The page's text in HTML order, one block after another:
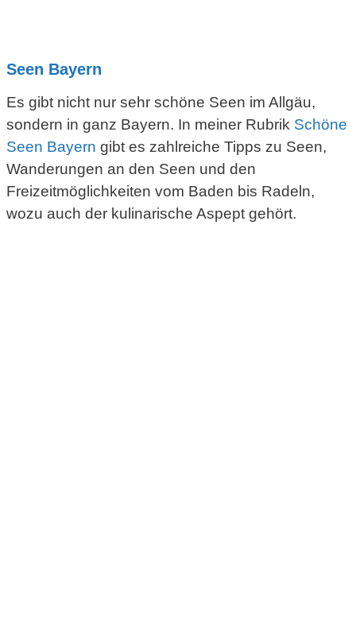
Seen Bayern
Es gibt nicht nur sehr schöne Seen im Allgäu,
sondern in ganz Bayern. In meiner Rubrik Schöne
Seen Bayern gibt es zahlreiche Tipps zu Seen,
Wanderungen an den Seen und den
Freizeitmöglichkeiten vom Baden bis Radeln,
wozu auch der kulinarische Aspept gehört.